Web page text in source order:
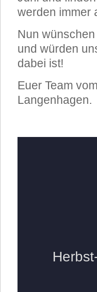
werden immer
Nun
und würden
dabei ist!
Euer Team
Langenhagen.